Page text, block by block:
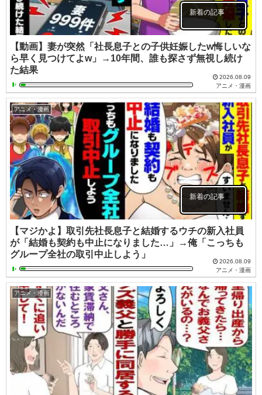
新着の記事
【動画】妻が突然「社長息子との子供妊娠したw悔しいな
ら早く見つけてよw」→10年間、誰も探さず無視し続け
た結果
2026.08.09
アニメ・漫画
アニメ・漫画
新着の記事
【マジかよ】取引先社長息子と結婚するウチの新入社員
が「結婚も契約も中止になりました…」→俺「こっちも
グループ全社の取引中止しよう」
2026.08.09
アニメ・漫画
アニメ・漫画